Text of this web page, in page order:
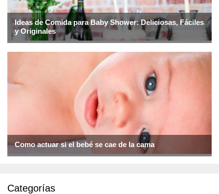
Ideas de Comida para Baby Shower: Deliciosas, Fáciles
y Originales
Como actuar si el bebé se cae de la cama
Categorías